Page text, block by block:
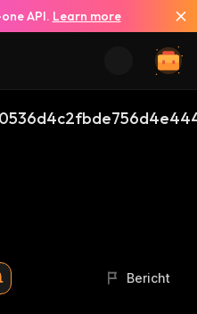
API. Learn more
Bericht